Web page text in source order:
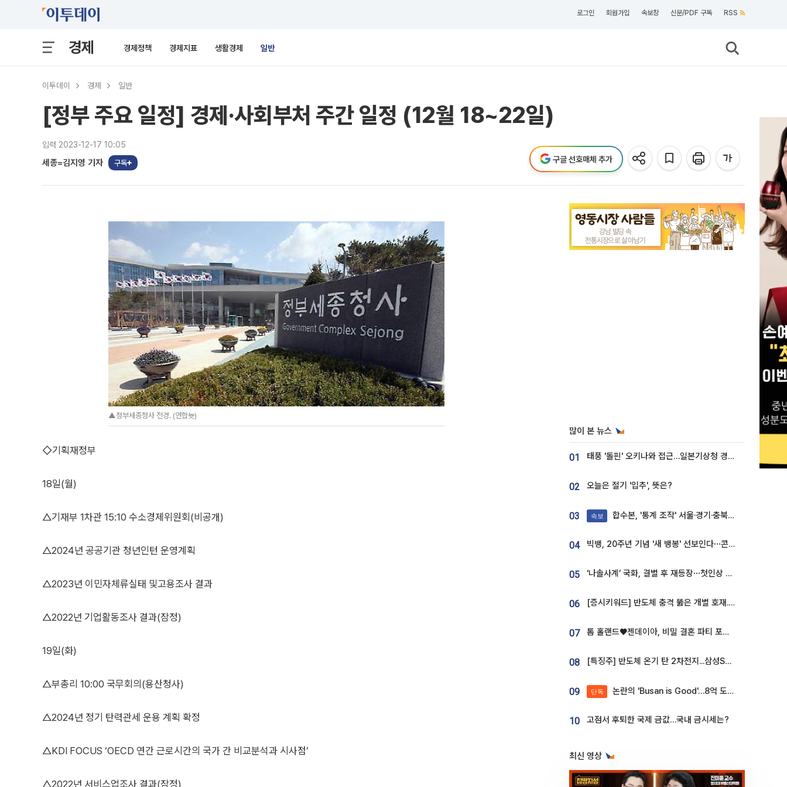
로그인 회원가입 속보창 신문/PDF 구독 RSS
경제 경제정책 경제지표 생활경제 일반
이투데이 경제 일반
[정부 주요 일정] 경제·사회부처 주간 일정 (12월 18~22일)
입력 2023-12-17 10:05
세종=김지영 기자 구독 구글 선호매체 추가
▲정부세종청사 전경. (연합늇)
◇기획재정부
18일(월)
△기재부 1차관 15:10 수소경제위원회(비공개)
△2024년 공공기관 청년인턴 운영계획
△2023년 이민자체류실태 및고용조사 결과
△2022년 기업활동조사 결과(잠정)
19일(화)
△부총리 10:00 국무회의(용산청사)
△2024년 정기 탄력관세 운용 계획 확정
△KDI FOCUS ‘OECD 연간 근로시간의 국가 간 비교분석과 시사점’
△2022년 서비스업조사 결과(잠정)
많이 본 뉴스
01 태풍 '돌핀' 오키나와 접근…일본기상청 경로 업데이트
02 오늘은 절기 '입추', 뜻은?
03 속보 합수본, '통계 조작' 서울·경기·충북 선관위 등 추가 압수수색
04 빅뱅, 20주년 기념 '새 뱅봉' 선보인다⋯콘서트 앞두고 팝업 개최
05 ‘나솔사계’ 국화, 결별 후 재등장⋯첫인상 투표 휩쓸고 ‘인기녀’ 등극
06 [증시키워드] 반도체 충격 뚫은 개별 호재...포스코퓨처엠·에코프로·한화솔루션 '눈길'
07 톰 홀랜드♥젠데이아, 비밀 결혼 파티 포착⋯호텔 대관비만 9억
08 [특징주] 반도체 온기 탄 2차전지...삼성SDI, 장 초반 7% 넘게 껑충
09 단독 논란의 'Busan is Good'…8억 도시브랜드, 용산 대통령실 CI 업체가 수행
10 고점서 후퇴한 국제 금값…국내 금시세는?
최신 영상